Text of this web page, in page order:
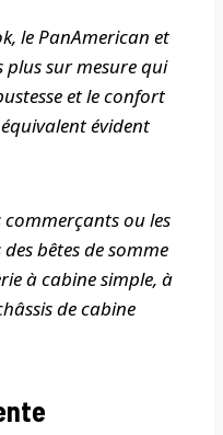
le PanAmerican et
plus sur mesure qui
et le confort
évident
commerçants ou les
bêtes de somme
à cabine simple, à
de cabine